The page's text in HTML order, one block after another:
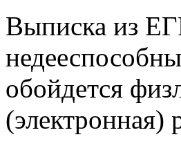
Выписка из
обойдется
(электронная)